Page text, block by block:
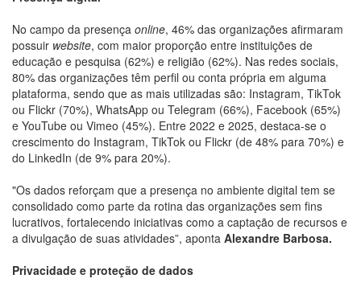
No campo da presença online, 46% das organizações afirmaram
possuir website, com maior proporção entre instituições de
educação e pesquisa (62%) e religião (62%). Nas redes sociais,
80% das organizações têm perfil ou conta própria em alguma
plataforma, sendo que as mais utilizadas são: Instagram, TikTok
ou Flickr (70%), WhatsApp ou Telegram (66%), Facebook (65%)
e YouTube ou Vimeo (45%). Entre 2022 e 2025, destaca-se o
crescimento do Instagram, TikTok ou Flickr (de 48% para 70%) e
do LinkedIn (de 9% para 20%).
"Os dados reforçam que a presença no ambiente digital tem se
consolidado como parte da rotina das organizações sem fins
lucrativos, fortalecendo iniciativas como a captação de recursos e
a divulgação de suas atividades”, aponta Alexandre Barbosa.
Privacidade e proteção de dados